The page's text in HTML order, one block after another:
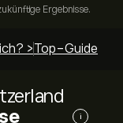
Ergebnisse.
>Top-Guides >
i